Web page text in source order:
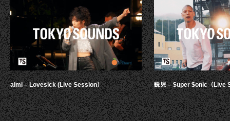
aimi – Lovesick (Live Session） 鋭児 – $uper $onic（Live